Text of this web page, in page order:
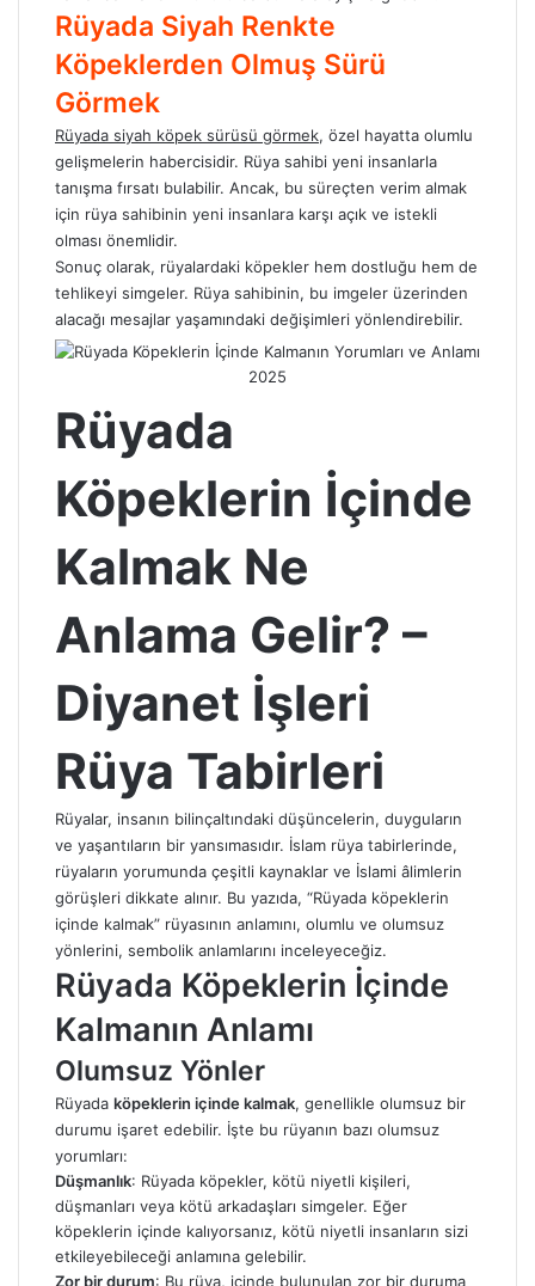
Rüyada Siyah Renkte
Köpeklerden Olmuş Sürü
Görmek
Rüyada siyah köpek sürüsü görmek, özel hayatta olumlu
gelişmelerin habercisidir. Rüya sahibi yeni insanlarla
tanışma fırsatı bulabilir. Ancak, bu süreçten verim almak
için rüya sahibinin yeni insanlara karşı açık ve istekli
olması önemlidir.
Sonuç olarak, rüyalardaki köpekler hem dostluğu hem de
tehlikeyi simgeler. Rüya sahibinin, bu imgeler üzerinden
alacağı mesajlar yaşamındaki değişimleri yönlendirebilir.
Rüyada
Köpeklerin İçinde
Kalmak Ne
Anlama Gelir? –
Diyanet İşleri
Rüya Tabirleri
Rüyalar, insanın bilinçaltındaki düşüncelerin, duyguların
ve yaşantıların bir yansımasıdır. İslam rüya tabirlerinde,
rüyaların yorumunda çeşitli kaynaklar ve İslami âlimlerin
görüşleri dikkate alınır. Bu yazıda, “Rüyada köpeklerin
içinde kalmak” rüyasının anlamını, olumlu ve olumsuz
yönlerini, sembolik anlamlarını inceleyeceğiz.
Rüyada Köpeklerin İçinde
Kalmanın Anlamı
Olumsuz Yönler
Rüyada köpeklerin içinde kalmak, genellikle olumsuz bir
durumu işaret edebilir. İşte bu rüyanın bazı olumsuz
yorumları:
Düşmanlık: Rüyada köpekler, kötü niyetli kişileri,
düşmanları veya kötü arkadaşları simgeler. Eğer
köpeklerin içinde kalıyorsanız, kötü niyetli insanların sizi
etkileyebileceği anlamına gelebilir.
Zor bir durum: Bu rüya, içinde bulunulan zor bir duruma